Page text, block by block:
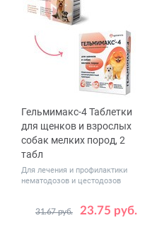
Гельмимакс-4 Таблетки
для щенков и взрослых
собак мелких пород, 2
табл
Для лечения и профилактики
нематодозов и цестодозов
23.75 руб.
31.67 руб.